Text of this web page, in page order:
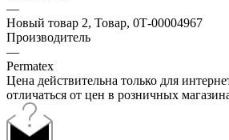
—
Новый товар 2, Товар, 0Т-00004967
Производитель
—
Permatex
Цена действительна только для
отличаться от цен в розничных